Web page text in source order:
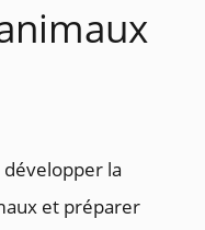
la
et préparer